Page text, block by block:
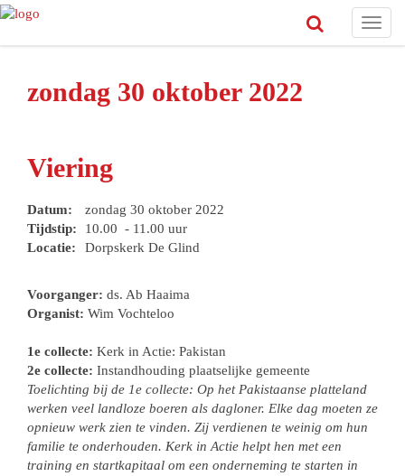
zondag 30 oktober 2022
Viering
Datum:
zondag 30 oktober 2022
Tijdstip:
10.00 - 11.00 uur
Locatie:
Dorpskerk De Glind
Voorganger: ds. Ab Haaima
Organist: Wim Vochteloo
1e collecte: Kerk in Actie: Pakistan
2e collecte: Instandhouding plaatselijke gemeente
Toelichting bij de 1e collecte: Op het Pakistaanse platteland
werken veel landloze boeren als dagloner. Elke dag moeten ze
opnieuw werk zien te vinden. Zij verdienen te weinig om hun
familie te onderhouden. Kerk in Actie helpt hen met een
training en startkapitaal om een onderneming te starten in